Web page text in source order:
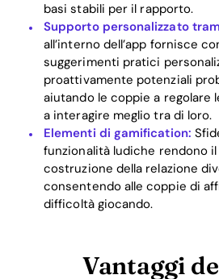
basi stabili per il rapporto.
Supporto personalizzato
all’interno dell’app fornisce
suggerimenti pratici
proattivamente potenziali
aiutando le coppie a regolare
a interagire meglio tra di loro.
Elementi di gamification:
funzionalità ludiche rendono
costruzione della relazione
consentendo alle coppie di
difficoltà giocando.
Vantaggi